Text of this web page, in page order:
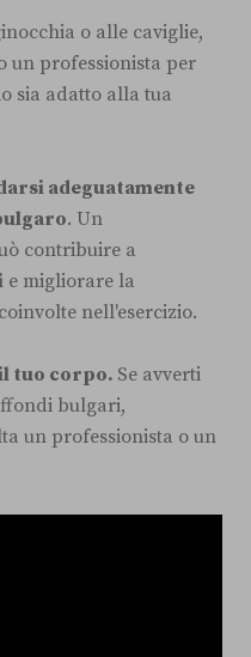
o alle caviglie,
un professionista per
sia adatto alla tua
adeguatamente
. Un
contribuire a
e migliorare la
nell'esercizio.
tuo corpo. Se avverti
bulgari,
un professionista o un